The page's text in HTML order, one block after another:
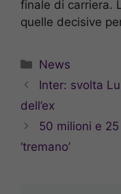
finale di carriera.
quelle decisive
Categorie
News
Inter: svolta
dell’ex
50 milioni e
‘tremano’